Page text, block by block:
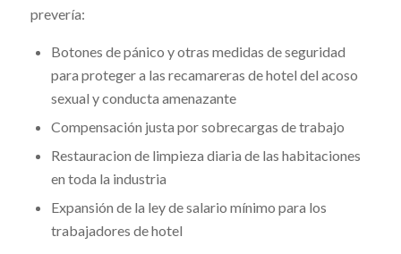
prevería:
Botones de pánico y otras medidas de seguridad
para proteger a las recamareras de hotel del acoso
sexual y conducta amenazante
Compensación justa por sobrecargas de trabajo
Restauracion de limpieza diaria de las habitaciones
en toda la industria
Expansión de la ley de salario mínimo para los
trabajadores de hotel